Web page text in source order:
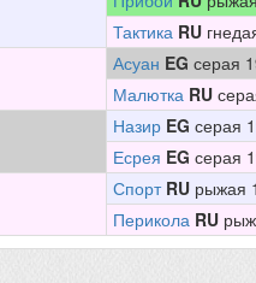
Тактика RU
Асуан EG серая
Малютка RU
Назир EG серая
Есрея EG серая
Спорт RU рыжая
Перикола RU